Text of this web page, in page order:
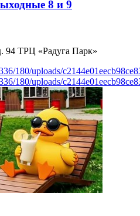
8 и 9
94 ТРЦ «Радуга Парк»
180/uploads/
180/uploads/